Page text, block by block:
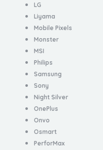
LG
Liyama
Mobile Pixels
Monster
MSI
Philips
Samsung
Sony
Night Silver
OnePlus
Onvo
Osmart
PerforMax